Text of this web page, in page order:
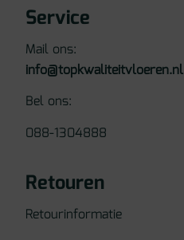
Service
Mail ons:
info@topkwaliteitvloeren.nl
Bel ons:
088-1304888
Retouren
Retourinformatie